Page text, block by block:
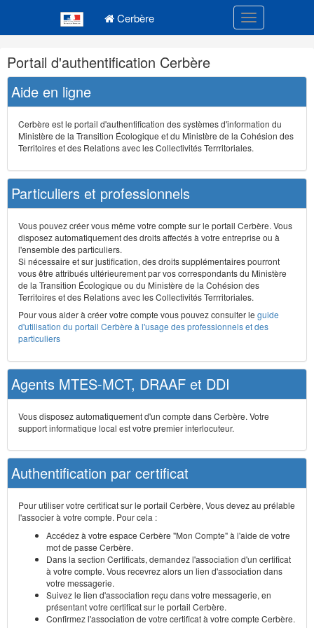
Cerbère Toggle
Navigation
et
outils
annexes
Portail d'authentification Cerbère
Aide en ligne
Cerbère est le portail d'authentification des systèmes d'information du
Ministère de la Transition Écologique et du Ministère de la Cohésion des
Territoires et des Relations avec les Collectivités Terrritoriales.
Particuliers et professionnels
Vous pouvez créer vous même votre compte sur le portail Cerbère. Vous
disposez automatiquement des droits affectés à votre entreprise ou à
l'ensemble des particuliers.
Si nécessaire et sur justification, des droits supplémentaires pourront
vous être attribués ultérieurement par vos correspondants du Ministère
de la Transition Écologique ou du Ministère de la Cohésion des
Territoires et des Relations avec les Collectivités Terrritoriales.
Pour vous aider à créer votre compte vous pouvez consulter le guide
d'utilisation du portail Cerbère à l'usage des professionnels et des
particuliers
Agents MTES-MCT, DRAAF et DDI
Vous disposez automatiquement d'un compte dans Cerbère. Votre
support informatique local est votre premier interlocuteur.
Authentification par certificat
Pour utiliser votre certificat sur le portail Cerbère, Vous devez au prélable
l'associer à votre compte. Pour cela :
Accédez à votre espace Cerbère "Mon Compte" à l'aide de votre
mot de passe Cerbère.
Dans la section Certificats, demandez l'association d'un certificat
à votre compte. Vous recevrez alors un lien d'association dans
votre messagerie.
Suivez le lien d'association reçu dans votre messagerie, en
présentant votre certificat sur le portail Cerbère.
Confirmez l'association de votre certificat à votre compte Cerbère.